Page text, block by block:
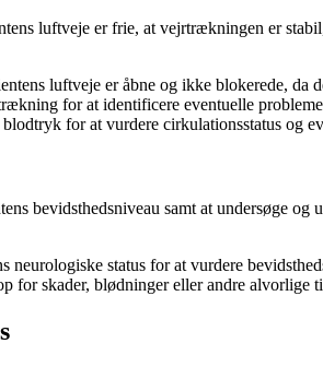
luftveje er frie, at vejrtrækningen er
luftveje er åbne og ikke blokerede, da
for at identificere eventuelle
for at vurdere cirkulationsstatus og
bevidsthedsniveau samt at undersøge
status for at vurdere
for skader, blødninger eller andre alvorlige